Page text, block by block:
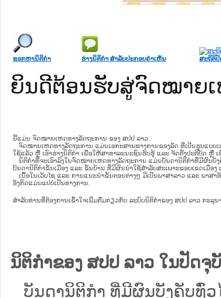
ຊອກຫານິຕິກໍາ ຮ່າງນິຕິກໍາ ສໍາລັບປະກອບຄໍາເຫັນ ສະຖິຕິປັ
ຍິນດີຕ້ອນຮັບສູ່ຈົດໝາຍເ
ນີ້ແມ່ນ ຈົດໝາຍເຫດທາງລັດຖະການ ຂອງ ສປປ ລາວ.
ຈົດໝາຍເຫດທາງລັດຖະການ ແມ່ນ​ເອ​ກະ​ສານ​ທາງ​ການ​ຂອງ​ລັດ ທີ່​ເປັນ​ຮູບ​ແບບ​
ໃຊ້ແລ້ວ ຫຼື ເອົາຮ່າງນິຕິກໍາ ເພື່ອໃຫ້​ສາ​ທາ​ລະ​ນະ​ຊົນ​ຮັບ​ຮູ້ ແລະ ຈັດ​ຕັ້ງ​ປະ​ຕິ​ບັດ ຫຼື
ນິ​ຕິ​ກຳ​ທີ່​ຈະ​ເອົາ​ລົງ​ໃນ​ຈົດ​ໝາຍ​ເຫດ​ທາງ​ລັດ​ຖະ​ການ ​ແມ່ນ​ບັນ​ດາ​ນິ​ຕິ​ກຳ​ທີ່​ມີ​ຜົນ​ບັ
ບັນ​ດານິ​ຕິ​ກຳ​ຂັ້ນ​ເມືອງ ແລະ ຂັ້ນ​ບ້ານ ​ທີ່​ມີ​ຜົນ​ນຳ​ໃຊ້​ສຳ​ລັບ​ສະ​ເພາະ​ຂອບ​ເຂດ​ເມືອງ
ເນື້ອໃນ​ເວັບ​ໄຊ​ ແລະ ການແນະນໍາຂັ້ນຕອນຕ່າງໆ ມີເປັນພາສາລາວ ແລະ ພາສ
ອັງກິດແມ່ນແປບໍ່ເປັນທາງການ.
ສໍາລັບທ່ານທີ່ຕ້ອງການເຂົ້າໃຈເພີ່ມຕື່ມກ່ຽວກັບ ລະບົບນິຕິກຳຂອງ ສປປ ລາວ ກະລຸນ
ນິຕິກຳຂອງ ສປປ ລາວ ໃນປັດ
ບັນດານິຕິກໍາ ທີ່ມີຜົນບັງຄັບທົ່